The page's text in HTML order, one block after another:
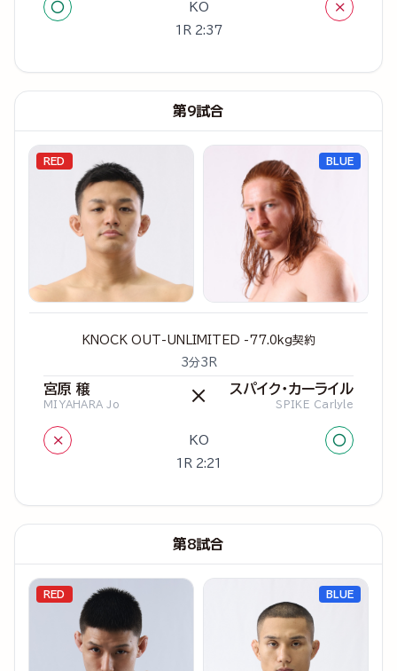
○ KO ×
1R 2:37
第9試合
RED
KNOCK OUT-UNLIMITED -77.0kg契約
3分3R
宮原 穣
MIYAHARA Jo × スパイク・カーライル
SPIKE Carlyle
× KO ○
1R 2:21
BLUE
第8試合
RED BLUE